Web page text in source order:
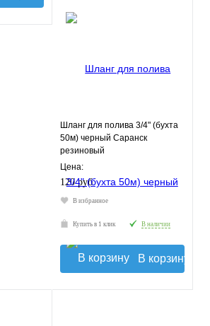
Шланг для полива 3/4" (бухта
50м) черный Саранск
резиновый
Цена:
120 руб.
В избранное
Купить в 1 клик В наличии
В корзину